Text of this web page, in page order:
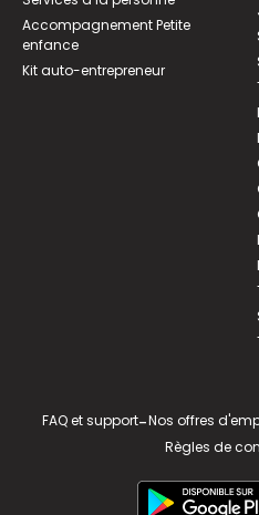
Accompagnement Petite
enfance
Kit auto-entrepreneur
FAQ et support-Nos offres
Règles de